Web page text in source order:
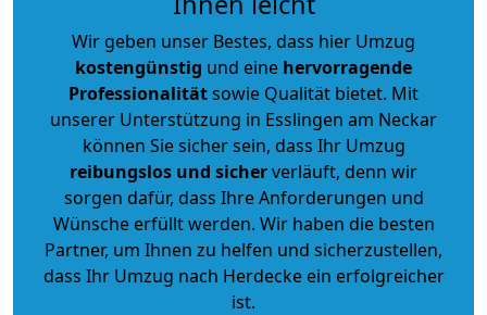
Wir geben unser Bestes, dass hier Umzug
kostengünstig und eine hervorragende
Professionalitätsowie Qualität bietet. Mit
unserer Unterstützung in Esslingen am Neckar
können Sie sicher sein, dass Ihr Umzug
reibungslos und sicherverläuft, denn wir
sorgen dafür, dass Ihre Anforderungen und
Wünsche erfüllt werden. Wir haben die besten
Partner, um Ihnen zu helfen und sicherzustellen,
dass Ihr Umzug nach Herdecke ein erfolgreicher
ist.